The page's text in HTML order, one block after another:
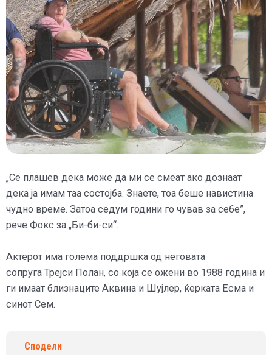
„Се плашев дека може да ми се смеат ако дознаат
дека ја имам таа состојба. Знаете, тоа беше навистина
чудно време. Затоа седум години го чував за себе”,
рече Фокс за „Би-би-си“.
Актерот има голема поддршка од неговата
сопруга Трејси Полан, со која се ожени во 1988 година и
ги имаат близнаците Аквина и Шујлер, ќерката Есма и
синот Сем.
Сподели